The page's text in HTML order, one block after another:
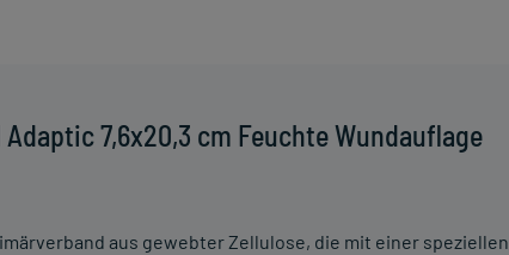
7,6x20,3 cm Feuchte Wundauflage
aus gewebter Zellulose, die mit einer speziellen